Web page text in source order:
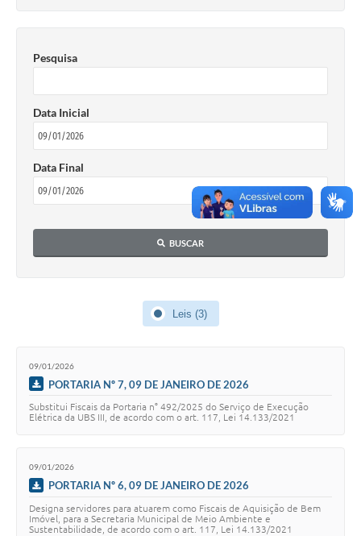
Sobre Capão do Leão
Ouvidoria
Notícias
Galeria de Vídeos
Links
Serviços Online
Diário Oficial
Pesquisa
Data Inicial
Data Final
BUSCAR
Leis (3)
09/01/2026
PORTARIA Nº 7, 09 DE JANEIRO DE 2026
Substitui Fiscais da Portaria n° 492/2025 do Serviço de Execução
Elétrica da UBS III, de acordo com o art. 117, Lei 14.133/2021
09/01/2026
PORTARIA Nº 6, 09 DE JANEIRO DE 2026
Designa servidores para atuarem como Fiscais de Aquisição de Bem
Imóvel, para a Secretaria Municipal de Meio Ambiente e
Sustentabilidade, de acordo com o art. 117, Lei 14.133/2021